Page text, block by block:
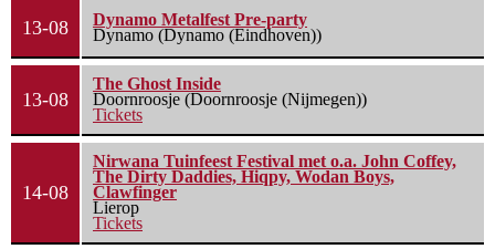
13-08
Dynamo Metalfest Pre-party
Dynamo (Dynamo (Eindhoven))
13-08
The Ghost Inside
Doornroosje (Doornroosje (Nijmegen))
Tickets
14-08
Nirwana Tuinfeest Festival met o.a. John Coffey,
The Dirty Daddies, Hiqpy, Wodan Boys,
Clawfinger
Lierop
Tickets